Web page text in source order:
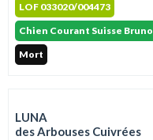
LOF 033020/004473
Chien Courant Suisse Bruno
Mort
LUNA
des Arbouses Cuivrées